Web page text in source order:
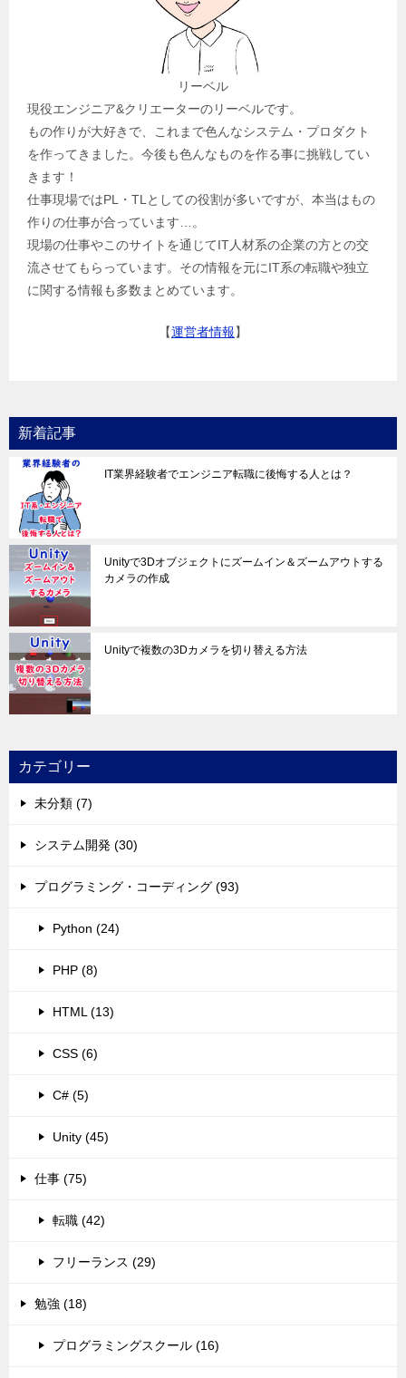
リーベル
現役エンジニア&クリエーターのリーベルです。
もの作りが大好きで、これまで色んなシステム・プロダクト
を作ってきました。今後も色んなものを作る事に挑戦してい
きます！
仕事現場ではPL・TLとしての役割が多いですが、本当はもの
作りの仕事が合っています…。
現場の仕事やこのサイトを通じてIT人材系の企業の方との交
流させてもらっています。その情報を元にIT系の転職や独立
に関する情報も多数まとめています。
【運営者情報】
新着記事
IT業界経験者でエンジニア転職に後悔する人とは？
Unityで3Dオブジェクトにズームイン＆ズームアウトする
カメラの作成
Unityで複数の3Dカメラを切り替える方法
カテゴリー
未分類 (7)
システム開発 (30)
プログラミング・コーディング (93)
Python (24)
PHP (8)
HTML (13)
CSS (6)
C# (5)
Unity (45)
仕事 (75)
転職 (42)
フリーランス (29)
勉強 (18)
プログラミングスクール (16)